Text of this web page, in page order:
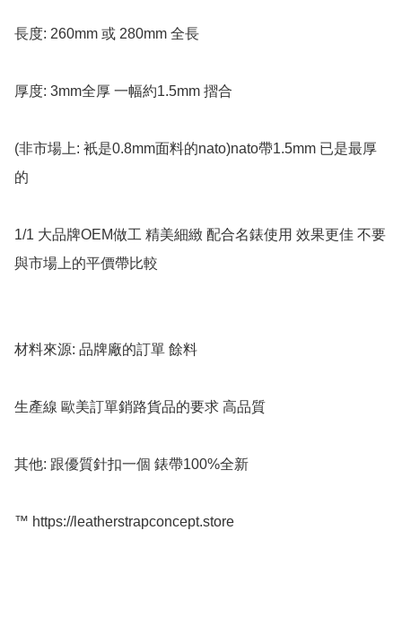
長度: 260mm 或 280mm 全長
厚度: 3mm全厚 一幅約1.5mm 摺合
(非市場上: 衹是0.8mm面料的nato)nato帶1.5mm 已是最厚
的
1/1 大品牌OEM做工 精美細緻 配合名錶使用 效果更佳 不要
與市場上的平價帶比較
材料來源: 品牌廠的訂單 餘料
生產線 歐美訂單銷路貨品的要求 高品質
其他: 跟優質針扣一個 錶帶100%全新
™️ https://leatherstrapconcept.store